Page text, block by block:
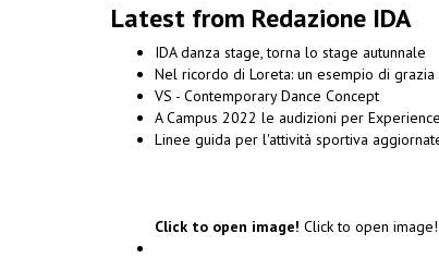
Latest from Redazione IDA
IDA danza stage, torna lo stage autunnale
Nel ricordo di Loreta: un esempio di
VS - Contemporary Dance Concept
A Campus 2022 le audizioni per
Linee guida per l'attività sportiva
Click to open image! Click to open image!